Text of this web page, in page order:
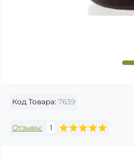
Код Товара: 7639
Отзывы: 1